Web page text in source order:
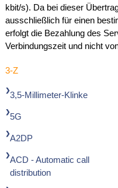
kbit/s). Da bei dieser
ausschließlich für einen
erfolgt die Bezahlung des
Verbindungszeit und nicht
3-Z
3,5-Millimeter-Klinke
5G
A2DP
ACD - Automatic call
distribution